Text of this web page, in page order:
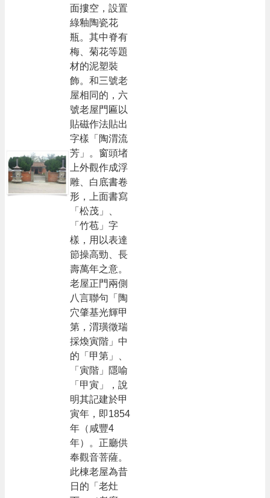
面摟空，設置
綠釉陶瓷花
瓶。其中脊有
梅、菊花等題
材的泥塑裝
飾。和三號老
屋相同的，六
號老屋門匾以
貼磁作法貼出
字樣「陶渭流
芳」。窗頭堵
上外觀作成浮
雕、白底書卷
形，上面書寫
「松茂」、
「竹苞」字
樣，用以表達
節操高勁、長
壽萬年之意。
老屋正門兩側
八言聯句「陶
穴肇基光輝甲
第，渭璜徵瑞
採煥寅階」中
的「甲第」、
「寅階」隱喻
「甲寅」，說
明其記建於甲
寅年，即1854
年（咸豐4
年）。正廳供
奉觀音菩薩。
此棟老屋為昔
日的「老灶